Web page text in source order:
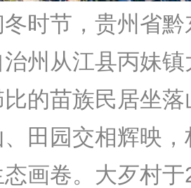
节，贵州省黔
州从江县丙妹镇
的苗族民居坐落
田园交相辉映，
画卷。大歹村于